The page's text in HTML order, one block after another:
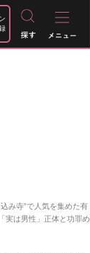
み寺”で人気を集めた有
実は男性」正体と功罪め